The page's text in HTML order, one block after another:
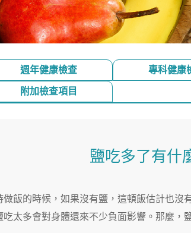
週年健康檢查 專科健康
附加檢查項目
鹽吃多了有什
做飯的時候，如果沒有鹽，這頓飯估計也沒
吃太多會對身體還來不少負面影響。那麼，